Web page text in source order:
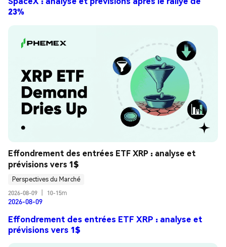
23%
Effondrement des entrées ETF XRP : analyse et
prévisions vers 1$
Perspectives du Marché
2026-08-09
10-15m
2026-08-09
Effondrement des entrées ETF XRP : analyse et
prévisions vers 1$